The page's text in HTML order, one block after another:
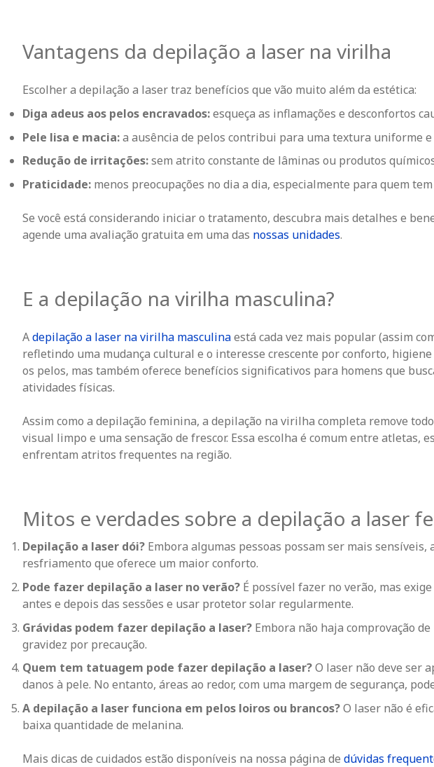
Vantagens da depilação a laser na virilha
Escolher a depilação a laser traz benefícios que vão muito além da estética:
Diga adeus aos pelos encravados:esqueça as inflamações e desconfortos
Pele lisa e macia:a ausência de pelos contribui para uma textura uniforme e
Redução de irritações:sem atrito constante de lâminas ou produtos
Praticidade: menos preocupações no dia a dia, especialmente para quem
Se você está considerando iniciar o tratamento, descubra mais detalhes e
agende uma avaliação gratuita em uma das nossas unidades.
E a depilação na virilha masculina?
Adepilação a laser na virilha masculinaestá cada vez mais popular (assim
refletindo uma mudança cultural e o interesse crescente por conforto,
os pelos, mas também oferece benefícios significativos para homens que
atividades físicas.
Assim como a depilação feminina, a depilação na virilha completa remove
visual limpo e uma sensação de frescor. Essa escolha é comum entre atletas,
enfrentam atritos frequentes na região.
Mitos e verdades sobre a depilação a laser
Depilação a laser dói? Embora algumas pessoas possam ser mais sensíveis,
resfriamento que oferece um maior conforto.
Pode fazer depilação a laser no verão? É possível fazer no verão, mas
antes e depois das sessões e usar protetor solar regularmente.
Grávidas podem fazer depilação a laser? Embora não haja comprovação
gravidez por precaução.
Quem tem tatuagem pode fazer depilação a laser?O laser não deve ser
danos à pele. No entanto, áreas ao redor, com uma margem de segurança,
A depilação a laser funciona em pelos loiros ou brancos?O laser não é
baixa quantidade de melanina.
Mais dicas de cuidados estão disponíveis na nossa página de dúvidas